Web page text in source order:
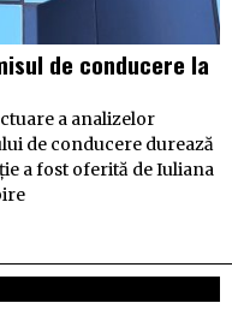
de conducere la
a analizelor
de conducere durează
a fost oferită de Iuliana